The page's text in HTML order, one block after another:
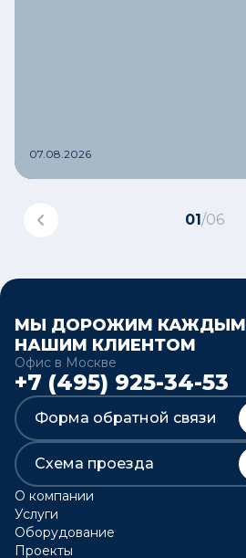
07.08.2026
01/06
МЫ ДОРОЖИМ КАЖДЫМ
НАШИМ КЛИЕНТОМ
Офис в Москве
+7 (495) 925-34-53
Форма обратной связи
Схема проезда
О компании
Услуги
Оборудование
Проекты